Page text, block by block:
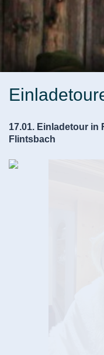
17.01. Einladetour in
Flintsbach